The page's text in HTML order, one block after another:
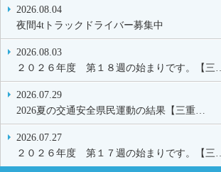
2026.08.04
夜間4tトラックドライバー募集中
2026.08.03
２０２６年度 第１８週の始まりです。【三…
2026.07.29
2026夏の交通安全県民運動の結果【三重…
2026.07.27
２０２６年度 第１７週の始まりです。【三…